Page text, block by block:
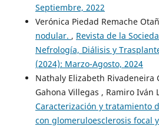
Septiembre, 2022
Verónica Piedad Remache
nodular. , Revista de la
Nefrología, Diálisis y
(2024): Marzo-Agosto, 2024
Nathaly Elizabeth Rivadeneira
Gahona Villegas , Ramiro Iván
Caracterización y tratamiento
con glomeruloesclerosis focal